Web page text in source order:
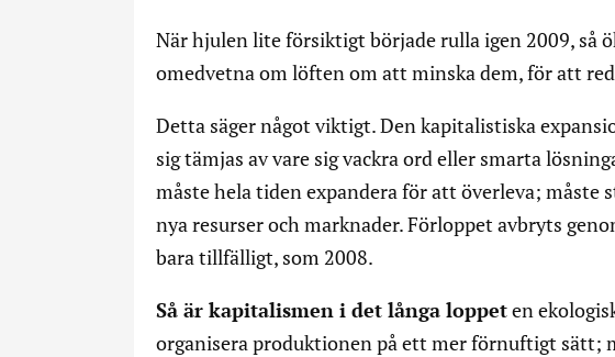
När hjulen lite försiktigt började rulla igen 2009, så
omedvetna om löften om att minska dem, för att
Detta säger något viktigt. Den kapitalistiska
sig tämjas av vare sig vackra ord eller smarta
måste hela tiden expandera för att överleva; måste
nya resurser och marknader. Förloppet avbryts
bara tillfälligt, som 2008.
Så är kapitalismen i det långa loppeten
organisera produktionen på ett mer förnuftigt sätt;